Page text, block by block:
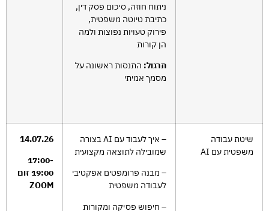
ניתוח חוזה, סיכום פסק דין,
כתיבת טיוטה משפטית,
פירוק טעויות נפוצות ולמה
הן קורות
תרגול: התנסות ראשונה על
מסמך אמיתי
שיטת עבודה
משפטית עם AI
– איך לעבוד עם AI בצורה
שמובילה לתוצאה מקצועית
– מבנה פרומפטים אפקטיבי
לעבודה משפטית
– חיפוש פסיקה ומקורות
14.07.26
17:00-
19:00 זום
ZOOM